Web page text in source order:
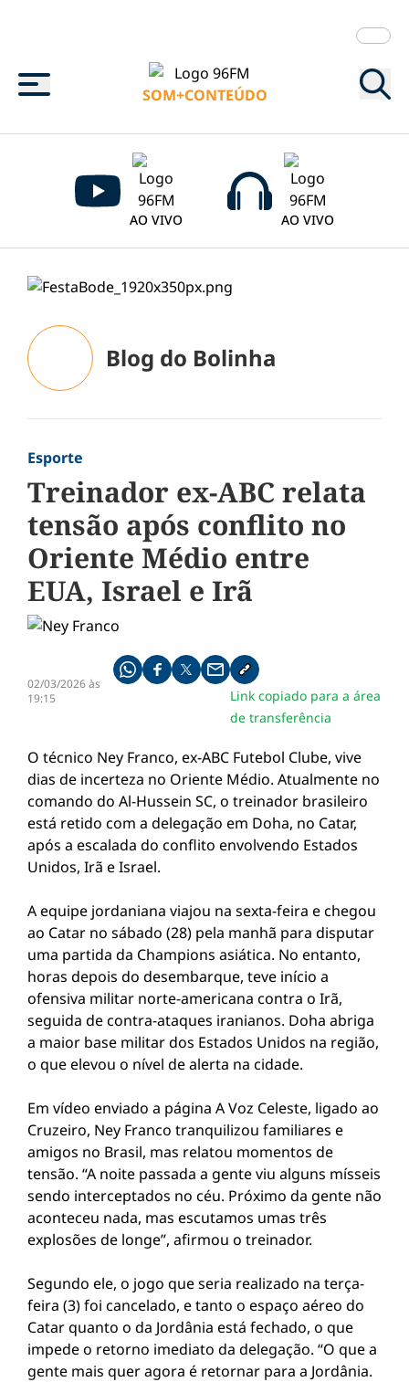
Menu
SOM+CONTEÚDO
AO VIVO AO VIVO
Blog do Bolinha
Esporte
Treinador ex-ABC relata
tensão após conflito no
Oriente Médio entre
EUA, Israel e Irã
02/03/2026 às
19:15
Compartilhe pelo whatsapp
Compartilhar no facebook
Compartilhar no twitter
Compartilhe pelo email
Copiar link da notícia
Link copiado para a área
de transferência
O técnico Ney Franco, ex-ABC Futebol Clube, vive
dias de incerteza no Oriente Médio. Atualmente no
comando do Al-Hussein SC, o treinador brasileiro
está retido com a delegação em Doha, no Catar,
após a escalada do conflito envolvendo Estados
Unidos, Irã eIsrael.
A equipe jordaniana viajou na sexta-feira e chegou
ao Catar no sábado (28) pela manhã para disputar
uma partida da Champions asiática. No entanto,
horas depois do desembarque, teve início a
ofensiva militar norte-americana contra o Irã,
seguida de contra-ataques iranianos. Doha abriga
a maior base militar dos Estados Unidos na região,
o que elevou o nível de alerta na cidade.
Em vídeo enviado a página A Voz Celeste, ligado ao
Cruzeiro, Ney Franco tranquilizou familiares e
amigos no Brasil, mas relatou momentos de
tensão. “A noite passada a gente viu alguns mísseis
sendo interceptados no céu. Próximo da gente não
aconteceu nada, mas escutamos umas três
explosões de longe”, afirmou o treinador.
Segundo ele, o jogo que seria realizado na terça-
feira (3) foi cancelado, e tanto o espaço aéreo do
Catar quanto o da Jordânia está fechado, o que
impede o retorno imediato da delegação. “O que a
gente mais quer agora é retornar para a Jordânia.